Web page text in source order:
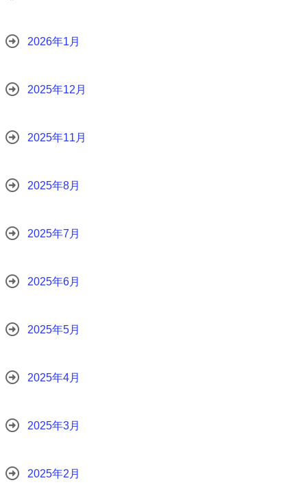
2026年1月
2025年12月
2025年11月
2025年8月
2025年7月
2025年6月
2025年5月
2025年4月
2025年3月
2025年2月